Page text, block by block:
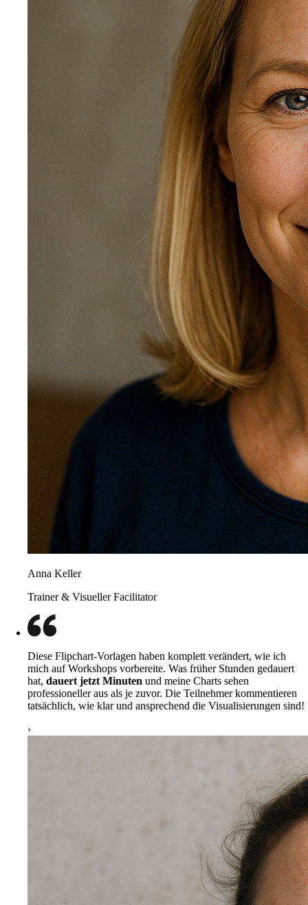
Anna Keller
Trainer & Visueller Facilitator
Diese Flipchart-Vorlagen haben komplett verändert, wie ich
mich auf Workshops vorbereite. Was früher Stunden gedauert
hat, dauert jetzt Minuten und meine Charts sehen
professioneller aus als je zuvor. Die Teilnehmer kommentieren
tatsächlich, wie klar und ansprechend die Visualisierungen sind!
›